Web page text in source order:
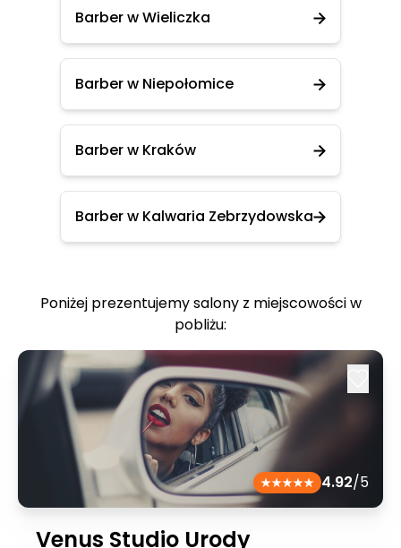
Barber w Wieliczka
Barber w Niepołomice
Barber w Kraków
Barber w Kalwaria Zebrzydowska
Poniżej prezentujemy salony z miejscowości w
pobliżu:
4.92/5
Venus Studio Urody